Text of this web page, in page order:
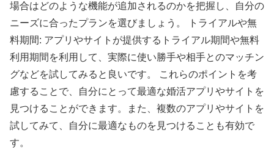
場合はどのような機能が追加されるのかを把握し、自分の
ニーズに合ったプランを選びましょう。 トライアルや無
料期間: アプリやサイトが提供するトライアル期間や無料
利用期間を利用して、実際に使い勝手や相手とのマッチン
グなどを試してみると良いです。 これらのポイントを考
慮することで、自分にとって最適な婚活アプリやサイトを
見つけることができます。また、複数のアプリやサイトを
試してみて、自分に最適なものを見つけることも有効で
す。